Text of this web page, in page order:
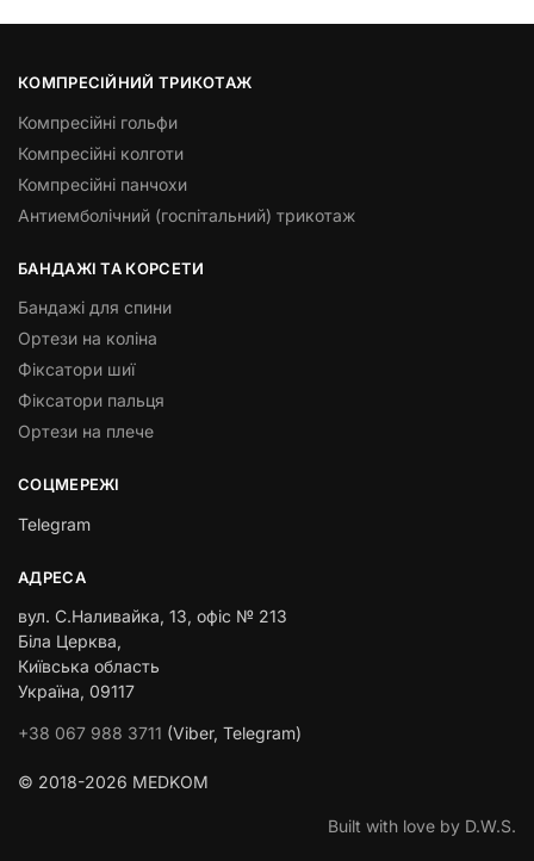
КОМПРЕСІЙНИЙ ТРИКОТАЖ
Компресійні гольфи
Компресійні колготи
Компресійні панчохи
Антиемболічний (госпітальний) трикотаж
БАНДАЖІ ТА КОРСЕТИ
Бандажі для спини
Ортези на коліна
Фіксатори шиї
Фіксатори пальця
Ортези на плече
СОЦМЕРЕЖІ
Telegram
АДРЕСА
вул. С.Наливайка, 13, офіс № 213
Біла Церква,
Київська область
Україна, 09117
+38 067 988 3711 (Viber, Telegram)
© 2018-2026 MEDKOM
Built with love by D.W.S.